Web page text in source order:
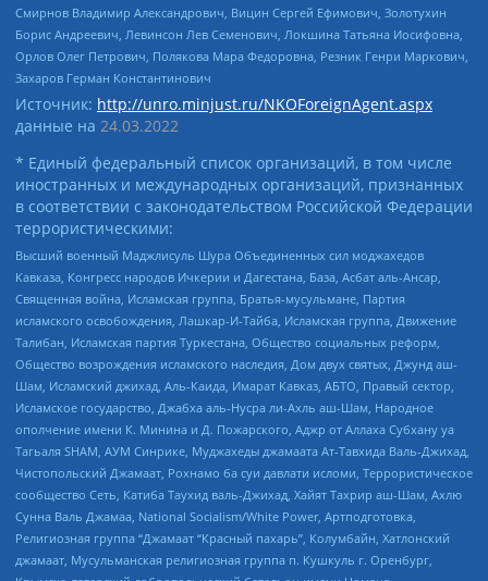
Смирнов Владимир Александрович, Вицин Сергей Ефимович, Золотухин
Борис Андреевич, Левинсон Лев Семенович, Локшина Татьяна Иосифовна,
Орлов Олег Петрович, Полякова Мара Федоровна, Резник Генри Маркович,
Захаров Герман Константинович
Источник: http://unro.minjust.ru/NKOForeignAgent.aspx
данные на 24.03.2022
* Единый федеральный список организаций, в том числе
иностранных и международных организаций, признанных
в соответствии с законодательством Российской Федерации
террористическими:
Высший военный Маджлисуль Шура Объединенных сил моджахедов
Кавказа, Конгресс народов Ичкерии и Дагестана, База, Асбат аль-Ансар,
Священная война, Исламская группа, Братья-мусульмане, Партия
исламского освобождения, Лашкар-И-Тайба, Исламская группа, Движение
Талибан, Исламская партия Туркестана, Общество социальных реформ,
Общество возрождения исламского наследия, Дом двух святых, Джунд аш-
Шам, Исламский джихад, Аль-Каида, Имарат Кавказ, АБТО, Правый сектор,
Исламское государство, Джабха аль-Нусра ли-Ахль аш-Шам, Народное
ополчение имени К. Минина и Д. Пожарского, Аджр от Аллаха Субхану уа
Тагьаля SHAM, АУМ Синрике, Муджахеды джамаата Ат-Тавхида Валь-Джихад,
Чистопольский Джамаат, Рохнамо ба суи давлати исломи, Террористическое
сообщество Сеть, Катиба Таухид валь-Джихад, Хайят Тахрир аш-Шам, Ахлю
Сунна Валь Джамаа, National Socialism/White Power, Артподготовка,
Религиозная группа “Джамаат “Красный пахарь”, Колумбайн, Хатлонский
джамаат, Мусульманская религиозная группа п. Кушкуль г. Оренбург,